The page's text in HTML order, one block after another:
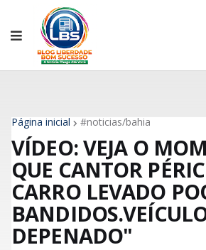
Página inicial #noticias/bahia
VÍDEO: VEJA O
QUE CANTOR
CARRO LEVADO
DEPENADO"